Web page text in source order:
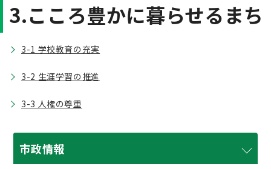
3.こころ豊かに暮らせるまち
3-1 学校教育の充実
3-2 生涯学習の推進
3-3 人権の尊重
市政情報